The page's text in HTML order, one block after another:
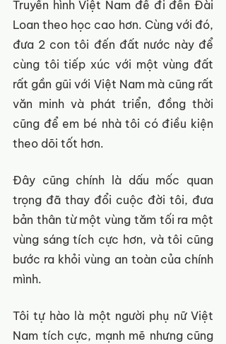
Truyền hình Việt Nam để đi đến Đài
Loan theo học cao hơn. Cùng với đó,
đưa 2 con tôi đến đất nước này để
cùng tôi tiếp xúc với một vùng đất
rất gần gũi với Việt Nam mà cũng rất
văn minh và phát triển, đồng thời
cũng để em bé nhà tôi có điều kiện
theo dõi tốt hơn.
Đây cũng chính là dấu mốc quan
trọng đã thay đổi cuộc đời tôi, đưa
bản thân từ một vùng tăm tối ra một
vùng sáng tích cực hơn, và tôi cũng
bước ra khỏi vùng an toàn của chính
mình.
Tôi tự hào là một người phụ nữ Việt
Nam tích cực, mạnh mẽ nhưng cũng